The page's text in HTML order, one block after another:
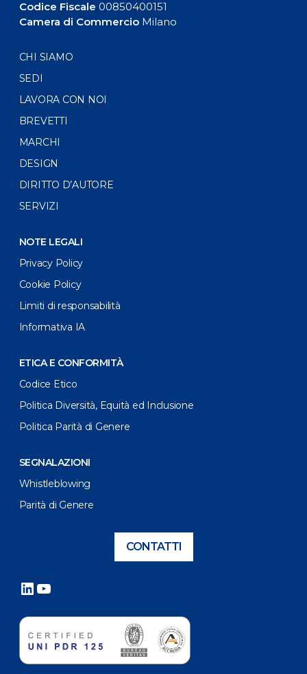
Codice Fiscale 00850400151
Camera di CommercioMilano
CHI SIAMO
SEDI
LAVORA CON NOI
BREVETTI
MARCHI
DESIGN
DIRITTO D’AUTORE
SERVIZI
NOTE LEGALI
Privacy Policy
Cookie Policy
Limiti di responsabilità
Informativa IA
ETICA E CONFORMITÀ
Codice Etico
Politica Diversità, Equità ed Inclusione
Politica Parità di Genere
SEGNALAZIONI
Whistleblowing
Parità di Genere
CONTATTI
LinkedIn
YouTube